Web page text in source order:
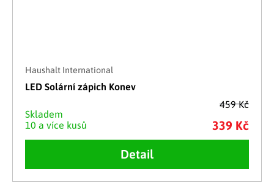
459 Kč
Haushalt International
LED Solární zápich Konev
Skladem
10 a více kusů
339 Kč
Detail